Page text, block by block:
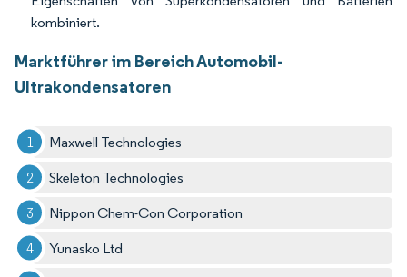
kombiniert.
Marktführer im Bereich Automobil-
Ultrakondensatoren
Maxwell Technologies
Skeleton Technologies
Nippon Chem-Con Corporation
Yunasko Ltd